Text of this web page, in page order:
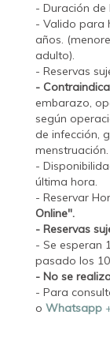
- Duración de
- Valido para
años.
adulto).
- Reservas
-
embarazo,
según
de infección,
menstruación.
-
última hora.
- Reservar
Online".
- Reservas
- Se esperan
pasado los
- No se
- Para
o Whatsapp